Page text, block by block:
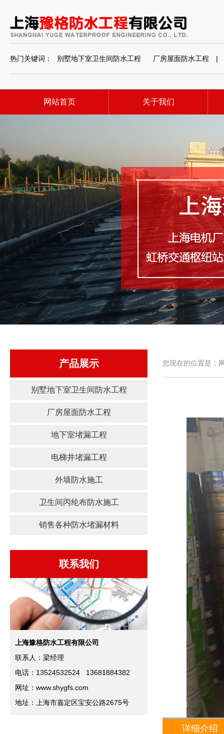
热门关键词： 别墅地下室卫生间防水工程 厂房屋面防水工程 |
网站首页 关于我们
产品展示
别墅地下室卫生间防水工程
厂房屋面防水工程
地下室堵漏工程
电梯井堵漏工程
外墙防水施工
卫生间丙纶布防水施工
销售各种防水堵漏材料
联系我们
上海豫格防水工程有限公司
联系人：梁经理
电话：13524532524 13681884382
网址：www.shygfs.com
地址：上海市嘉定区宝安公路2675号
您现在的位置是：
详细介绍